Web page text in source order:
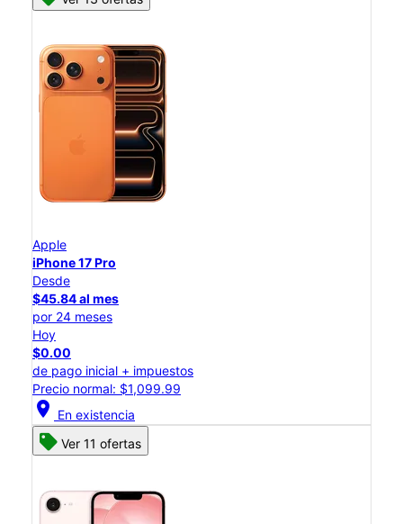
Apple
iPhone 17 Pro
Desde
$45.84 al mes
por 24 meses
Hoy
$0.00
de pago inicial + impuestos
Precio normal: $1,099.99
location_on En existencia
Ver 11 ofertas